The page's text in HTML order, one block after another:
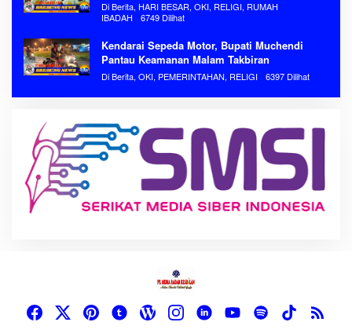
Di Berita, HARI BESAR, OKI, RELIGI, RUMAH
IBADAH
6749 Dilihat
Kendarai Sepeda Motor, Bupati Muchendi
Pantau Keamanan Malam Takbiran
Di Berita, OKI, PEMERINTAHAN, RELIGI 6397 Dilihat